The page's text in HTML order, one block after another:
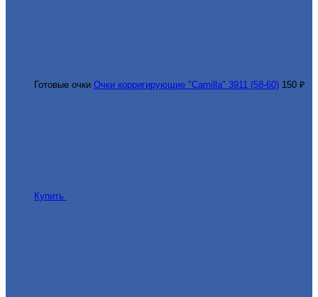
Готовые очки Очки корригирующие "Camilla" 3911 (58-60) 150 ₽
Купить